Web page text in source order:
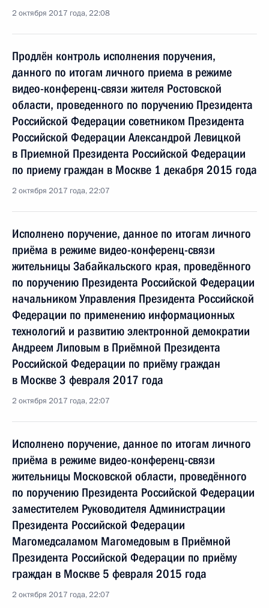
2 октября 2017 года, 22:08
Продлён контроль исполнения поручения,
данного по итогам личного приема в режиме
видео-конференц-связи жителя Ростовской
области, проведенного по поручению Президента
Российской Федерации советником Президента
Российской Федерации Александрой Левицкой
в Приемной Президента Российской Федерации
по приему граждан в Москве 1 декабря 2015 года
2 октября 2017 года, 22:07
Исполнено поручение, данное по итогам личного
приёма в режиме видео-конференц-связи
жительницы Забайкальского края, проведённого
по поручению Президента Российской Федерации
начальником Управления Президента Российской
Федерации по применению информационных
технологий и развитию электронной демократии
Андреем Липовым в Приёмной Президента
Российской Федерации по приёму граждан
в Москве 3 февраля 2017 года
2 октября 2017 года, 22:07
Исполнено поручение, данное по итогам личного
приёма в режиме видео-конференц-связи
жительницы Московской области, проведённого
по поручению Президента Российской Федерации
заместителем Руководителя Администрации
Президента Российской Федерации
Магомедсаламом Магомедовым в Приёмной
Президента Российской Федерации по приёму
граждан в Москве 5 февраля 2015 года
2 октября 2017 года, 22:07